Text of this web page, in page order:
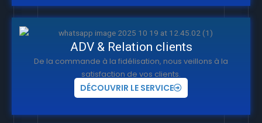
ADV & Relation clients
De la commande à la fidélisation, nous veillons à la
satisfaction de vos clients.
DÉCOUVRIR LE SERVICE